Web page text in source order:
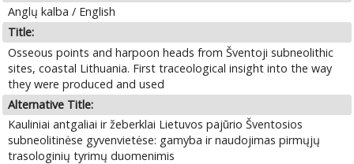
Anglų kalba / English
Title:
Osseous points and harpoon heads from Šventoji subneolithic
sites, coastal Lithuania. First traceological insight into the way
they were produced and used
Alternative Title:
Kauliniai antgaliai ir žeberklai Lietuvos pajūrio Šventosios
subneolitinėse gyvenvietėse: gamyba ir naudojimas pirmųjų
trasologinių tyrimų duomenimis